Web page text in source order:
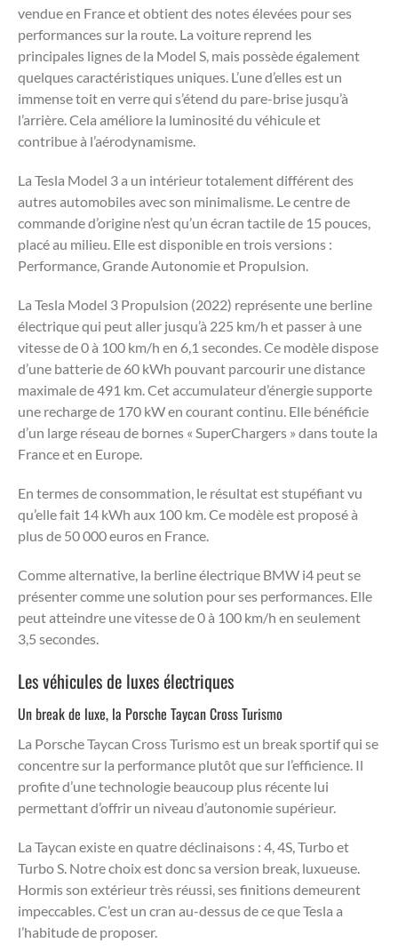
vendue en France et obtient des notes élevées pour ses
performances sur la route. La voiture reprend les
principales lignes de la Model S, mais possède également
quelques caractéristiques uniques. L’une d’elles est un
immense toit en verre qui s’étend du pare-brise jusqu’à
l’arrière. Cela améliore la luminosité du véhicule et
contribue à l’aérodynamisme.
La Tesla Model 3 a un intérieur totalement différent des
autres automobiles avec son minimalisme. Le centre de
commande d’origine n’est qu’un écran tactile de 15 pouces,
placé au milieu. Elle est disponible en trois versions :
Performance, Grande Autonomie et Propulsion.
La Tesla Model 3 Propulsion (2022) représente une berline
électrique qui peut aller jusqu’à 225 km/h et passer à une
vitesse de 0 à 100 km/h en 6,1 secondes. Ce modèle dispose
d’une batterie de 60 kWh pouvant parcourir une distance
maximale de 491 km. Cet accumulateur d’énergie supporte
une recharge de 170 kW en courant continu. Elle bénéficie
d’un large réseau de bornes « SuperChargers » dans toute la
France et en Europe.
En termes de consommation, le résultat est stupéfiant vu
qu’elle fait 14 kWh aux 100 km. Ce modèle est proposé à
plus de 50 000 euros en France.
Comme alternative, la berline électrique BMW i4 peut se
présenter comme une solution pour ses performances. Elle
peut atteindre une vitesse de 0 à 100 km/h en seulement
3,5 secondes.
Les véhicules de luxes électriques
Un break de luxe, la Porsche Taycan Cross Turismo
La Porsche Taycan Cross Turismo est un break sportif qui se
concentre sur la performance plutôt que sur l’efficience. Il
profite d’une technologie beaucoup plus récente lui
permettant d’offrir un niveau d’autonomie supérieur.
La Taycan existe en quatre déclinaisons : 4, 4S, Turbo et
Turbo S. Notre choix est donc sa version break, luxueuse.
Hormis son extérieur très réussi, ses finitions demeurent
impeccables. C’est un cran au-dessus de ce que Tesla a
l’habitude de proposer.